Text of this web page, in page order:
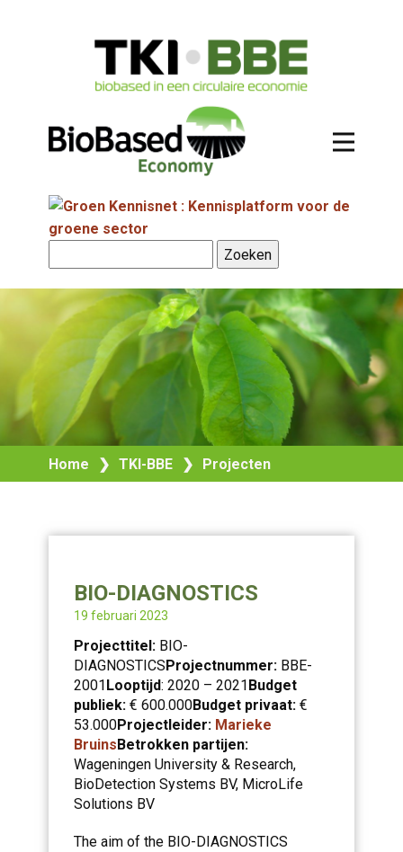
Home ❯ TKI-BBE ❯ Projecten
BIO-DIAGNOSTICS
19 februari 2023
Projecttitel: BIO-
DIAGNOSTICSProjectnummer: BBE-
2001Looptijd: 2020 – 2021Budget
publiek: € 600.000Budget privaat: €
53.000Projectleider: Marieke
BruinsBetrokken partijen:
Wageningen University & Research,
BioDetection Systems BV, MicroLife
Solutions BV
The aim of the BIO-DIAGNOSTICS